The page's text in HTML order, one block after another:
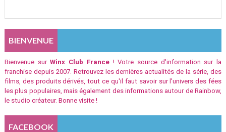
BIENVENUE
Bienvenue surWinx Club France! Votre source d'information sur la
franchise depuis 2007. Retrouvez les dernières actualités de la série, des
films, des produits dérivés, tout ce qu'il faut savoir sur l'univers des fées
les plus populaires, mais également des informations autour de Rainbow,
le studio créateur. Bonne visite !
FACEBOOK